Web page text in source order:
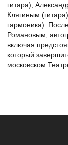
гитара),
Клягиным
гармоника).
Романовым,
включая
который
московском